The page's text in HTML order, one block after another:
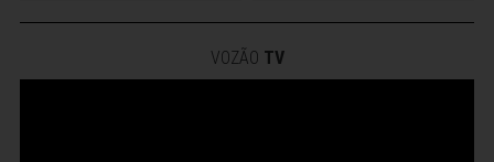
VOZÃO TV